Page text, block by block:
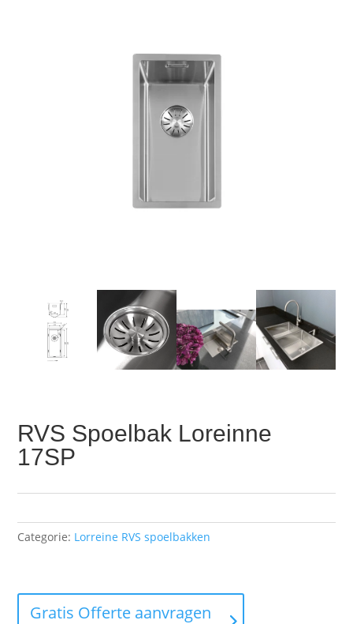
RVS Spoelbak Loreinne
17SP
Categorie: Lorreine RVS spoelbakken
Gratis Offerte aanvragen